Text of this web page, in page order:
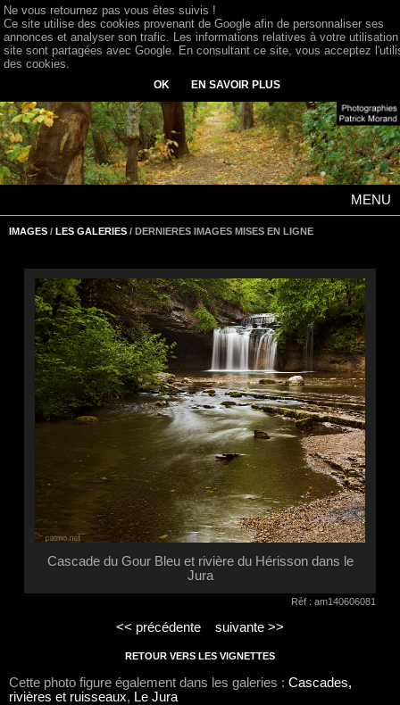
MENU
IMAGES / LES GALERIES / DERNIERES IMAGES MISES EN LIGNE
Cascade du Gour Bleu et rivière du Hérisson dans le
Jura
Réf : am140606081
<< précédente suivante >>
RETOUR VERS LES VIGNETTES
Cette photo figure également dans les galeries : Cascades,
rivières et ruisseaux, Le Jura
Ne vous retournez pas vous êtes suivis !
Ce site utilise des cookies provenant de Google afin de personnaliser ses
annonces et analyser son trafic. Les informations relatives à votre
site sont partagées avec Google. En consultant ce site, vous acceptez
des cookies.
OK EN SAVOIR PLUS